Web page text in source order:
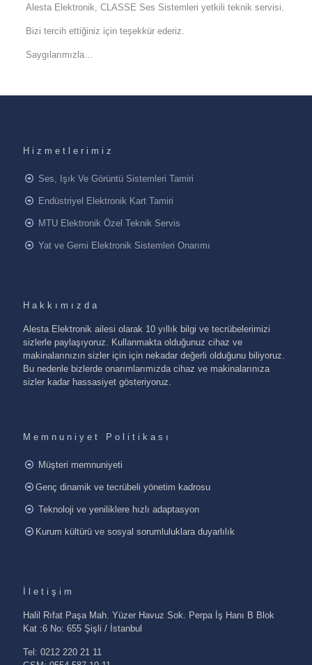
Alesta Elektronik, CLASSE Ses Sistemleri yetkili teknik servisi.
Bizi tercih ettiğiniz için teşekkür ederiz.
Saygılarımızla…
Hizmetlerimiz
Ses, Işık Ve Görüntü Sistemleri Tamiri
Endüstriyel Elektronik Kart Tamiri
MTU Elektronik Özel Teknik Servis
Yat ve Gemi Elektronik Sistemleri Onarımı
Hakkımızda
Alesta Elektronik ailesi olarak 10 yıllık bilgi ve tecrübelerimizi
sizlerle paylaşıyoruz. Kullanmakta olduğunuz cihaz ve
makinalarınızın sizler için için nekadar değerli olduğunu biliyoruz.
Bu nedenle bizlerde onarımlarımızda cihaz ve makinalarınıza
sizler kadar hassasiyet gösteriyoruz.
Memnuniyet Politikası
Müşteri memnuniyeti
Genç dinamik ve tecrübeli yönetim kadrosu
Teknoloji ve yeniliklere hızlı adaptasyon
Kurum kültürü ve sosyal sorumluluklara duyarlılık
İletişim
Halil Rıfat Paşa Mah. Yüzer Havuz Sok. Perpa İş Hanı B Blok
Kat :6 No: 655 Şişli / İstanbul
Tel: 0212 220 21 11